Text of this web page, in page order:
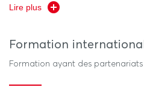
spécifique sur Parcoursup):
Des cursus Internationaux :
Disposer de compétences
Lire plus
Formation
Formation ayant des